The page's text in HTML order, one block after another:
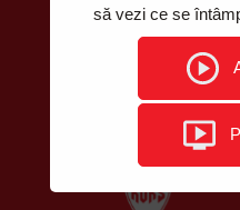
să vezi ce se